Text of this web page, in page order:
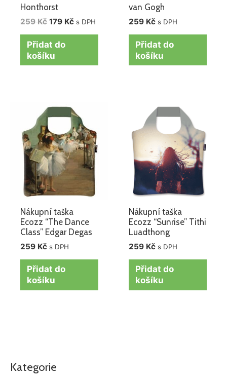
Kategorie
Honthorst
259Kč 179 Kč s DPH
Přidat do
košíku
van Gogh
259 Kč s DPH
Přidat do
košíku
Nákupní taška
Ecozz “The Dance
Class” Edgar Degas
259 Kč s DPH
Přidat do
košíku
Nákupní taška
Ecozz “Sunrise” Tithi
Luadthong
259 Kč s DPH
Přidat do
košíku